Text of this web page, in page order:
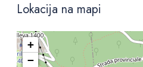
Lokacija na mapi
+
−